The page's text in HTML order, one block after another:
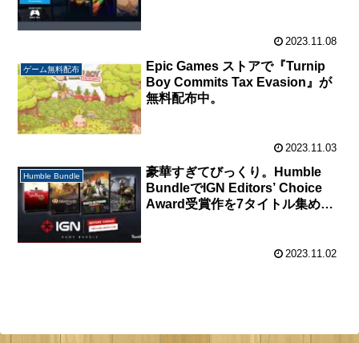
2023.11.08
ゲーム無料配布
Epic Games ストアで『Turnip
Boy Commits Tax Evasion』が
無料配布中。
2023.11.03
Humble Bundle
豪華すぎてびっくり。Humble
BundleでIGN Editors’ Choice
Award受賞作を7タイトル集めた
2023.11.02